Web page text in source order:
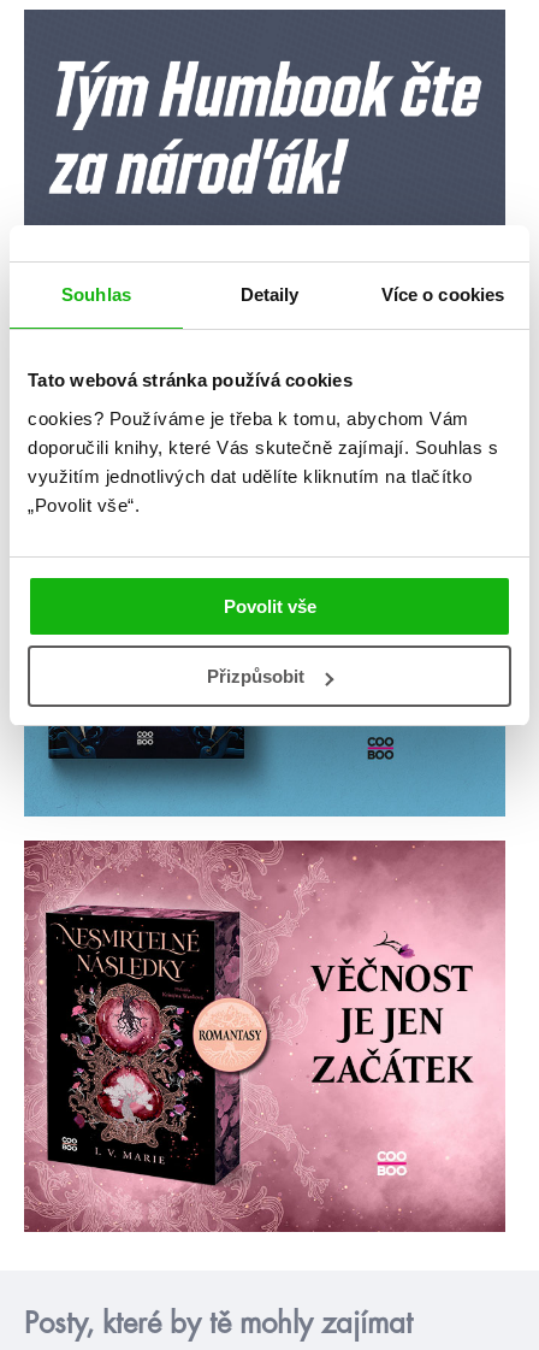
Souhlas Detaily Více o cookies
Tato webová stránka používá cookies
cookies? Používáme je třeba k tomu, abychom Vám
doporučili knihy, které Vás skutečně zajímají. Souhlas s
využitím jednotlivých dat udělíte kliknutím na tlačítko
„Povolit vše“.
Povolit vše
Přizpůsobit
Posty, které by tě mohly zajímat